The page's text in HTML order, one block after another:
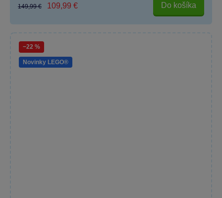
149,99 € 109,99 € Do košíka
−22 %
Novinky LEGO®